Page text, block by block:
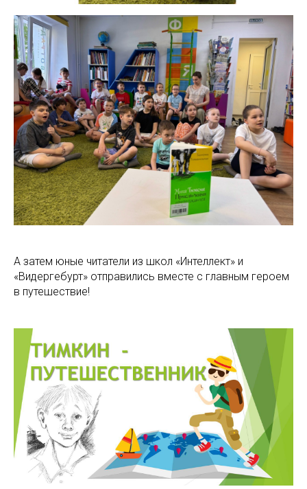
А затем юные читатели из школ «Интеллект» и
«Видергебурт» отправились вместе с главным героем
в путешествие!